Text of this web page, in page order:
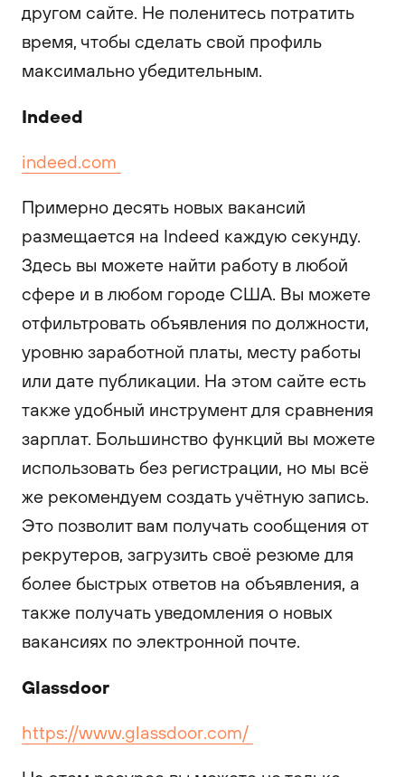
другом сайте. Не поленитесь потратить
время, чтобы сделать свой профиль
максимально убедительным.
Indeed
indeed.com
Примерно десять новых вакансий
размещается на Indeed каждую секунду.
Здесь вы можете найти работу в любой
сфере и в любом городе США. Вы можете
отфильтровать объявления по должности,
уровню заработной платы, месту работы
или дате публикации. На этом сайте есть
также удобный инструмент для сравнения
зарплат. Большинство функций вы можете
использовать без регистрации, но мы всё
же рекомендуем создать учётную запись.
Это позволит вам получать сообщения от
рекрутеров, загрузить своё резюме для
более быстрых ответов на объявления, а
также получать уведомления о новых
вакансиях по электронной почте.
Glassdoor
https://www.glassdoor.com/